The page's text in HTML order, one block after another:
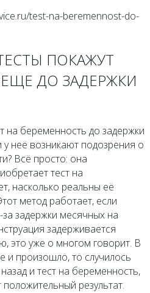
test-na-beremennost-do-
ПОКАЖУТ
ДО ЗАДЕРЖКИ
неё возникают подозрения о
Всё просто: она
тест на
насколько реальны её
метод работает, если
задержки месячных на
задерживается
это уже о многом говорит. В
и произошло, то случилось
и тест на беременность,
результат.